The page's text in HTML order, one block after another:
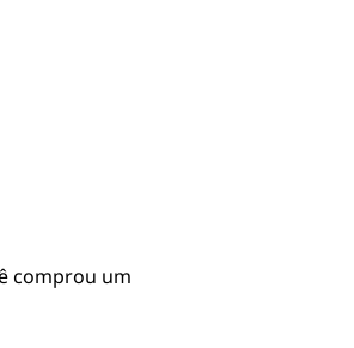
comprou um